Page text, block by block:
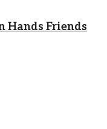
Hands Friends